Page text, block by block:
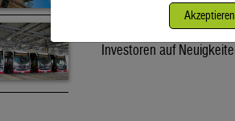
80 Dollar. Unter diese
auf eine Lösung im
Investoren auf
Akzeptieren